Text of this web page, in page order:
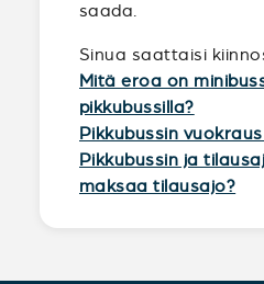
saada.
Sinua saattaisi
Mitä eroa on
pikkubussilla?
Pikkubussin
Pikkubussin ja
maksaa tilausajo?